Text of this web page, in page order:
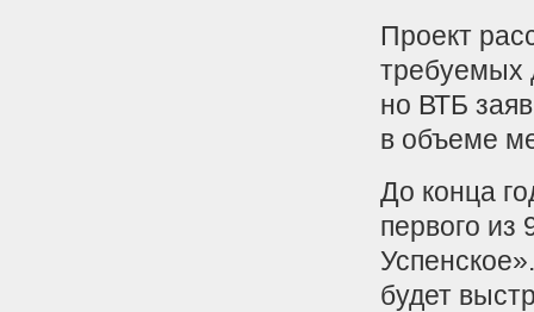
Проект
требуемых
но ВТБ
в объеме
До конца
первого из
будет